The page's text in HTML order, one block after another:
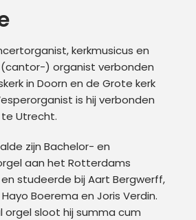
kerkmusicus en
(cantor-) organist verbonden
in Doorn en de Grote kerk
is hij verbonden
Utrecht.
zijn Bachelor- en
aan het Rotterdams
studeerde bij Aart Bergwerff,
Boerema en Joris Verdin.
orgel sloot hij summa cum